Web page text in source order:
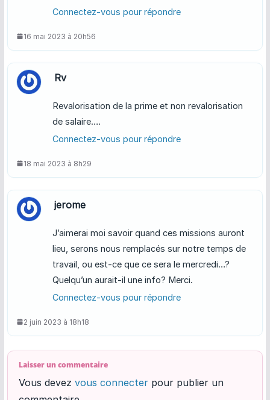
Connectez-vous pour répondre
16 mai 2023 à 20h56
Rv
Revalorisation de la prime et non revalorisation
de salaire….
Connectez-vous pour répondre
18 mai 2023 à 8h29
jerome
J’aimerai moi savoir quand ces missions auront
lieu, serons nous remplacés sur notre temps de
travail, ou est-ce que ce sera le mercredi…?
Quelqu’un aurait-il une info? Merci.
Connectez-vous pour répondre
2 juin 2023 à 18h18
Laisser un commentaire
Vous devez vous connecterpour publier un